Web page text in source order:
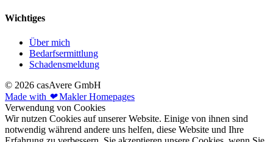
Wichtiges
Über mich
Bedarfsermittlung
Schadensmeldung
© 2026 casAvere GmbH
Made with ❤Makler Homepages
Verwendung von Cookies
Wir nutzen Cookies auf unserer Website. Einige von ihnen sind
notwendig während andere uns helfen, diese Website und Ihre